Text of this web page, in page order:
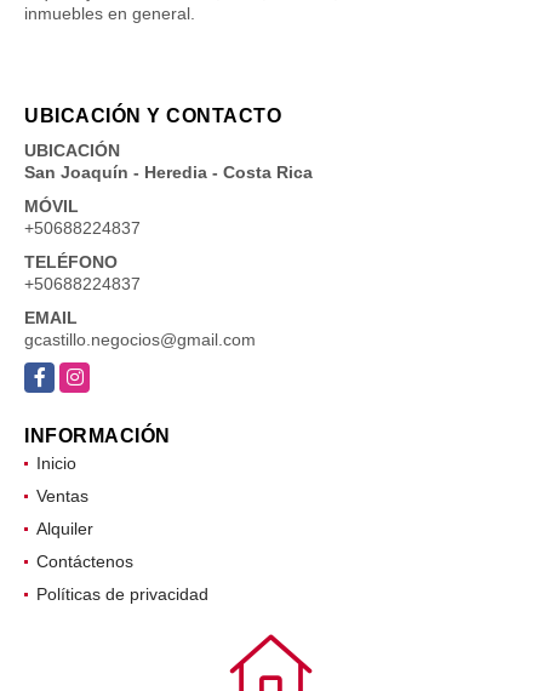
inmuebles en general.
UBICACIÓN Y CONTACTO
UBICACIÓN
San Joaquín - Heredia - Costa Rica
MÓVIL
+50688224837
TELÉFONO
+50688224837
EMAIL
gcastillo.negocios@gmail.com
FacebookInstagram
INFORMACIÓN
Inicio
Ventas
Alquiler
Contáctenos
Políticas de privacidad